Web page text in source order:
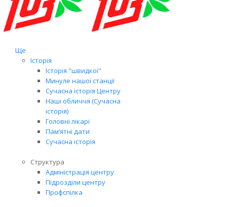
Ще
Історія
Історія "швидкої"
Минуле нашої станції
Сучасна історія Центру
Наші обличчя (Сучасна
історія)
Головні лікарі
Пам’ятні дати
Сучасна історія
Структура
Адміністрація центру
Підрозділи центру
Профспілка